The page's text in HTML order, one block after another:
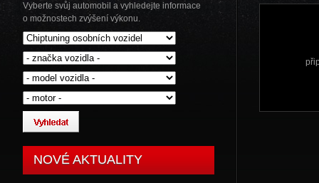
Vyberte svůj automobil a vyhledejte informace
o možnostech zvýšení výkonu.
NOVÉ AKTUALITY